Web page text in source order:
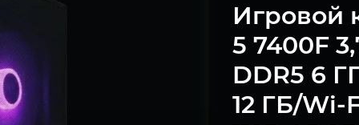
Игровой
5 7400F
DDR5 6
12 ГБ/Wi-